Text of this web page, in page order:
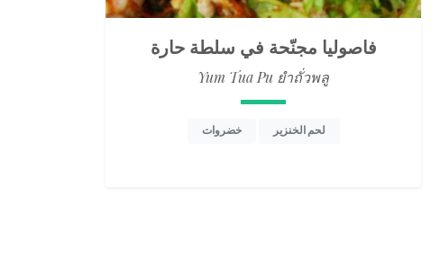
فاصوليا مجنّحة في سلطة حارة
Yum Tua Pu ยำถั่วพลู
لحم الخنزير خضروات